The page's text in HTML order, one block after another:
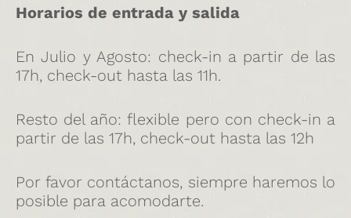
Horarios de entrada y salida
En Julio y Agosto: check-in a partir de las
17h, check-out hasta las 11h.
Resto del año: flexible pero con check-in a
partir de las 17h, check-out hasta las 12h
Por favor contáctanos, siempre haremos lo
posible para acomodarte.